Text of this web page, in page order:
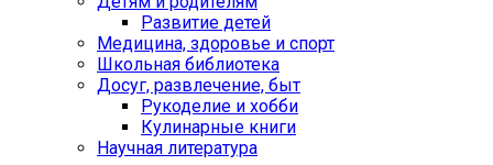
Развитие детей
Медицина, здоровье и спорт
Школьная библиотека
Досуг, развлечение, быт
Рукоделие и хобби
Кулинарные книги
Научная литература